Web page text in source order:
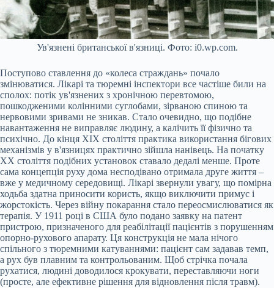
Ув'язнені британської в'язниці. Фото: i0.wp.com.
Поступово ставлення до «колеса страждань» почало
змінюватися. Лікарі та тюремні інспектори все частіше били на
сполох: потік ув'язнених з хронічною перевтомою,
пошкодженими колінними суглобами, зірваною спиною та
нервовими зривами не зникав. Стало очевидно, що подібне
навантаження не виправляє людину, а калічить її фізично та
психічно. До кінця ХІХ століття практика використання бігових
механізмів у в'язницях практично зійшла нанівець. На початку
ХХ століття подібних установок ставало дедалі менше. Проте
сама концепція руху дома несподівано отримала друге життя –
вже у медичному середовищі. Лікарі звернули увагу, що помірна
ходьба здатна приносити користь, якщо виключити примус і
жорстокість. Через війну покарання стало переосмислюватися як
терапія. У 1911 році в США було подано заявку на патент
пристрою, призначеного для реабілітації пацієнтів з порушенням
опорно-рухового апарату. Ця конструкція не мала нічого
спільного з тюремними катуваннями: пацієнт сам задавав темп,
а рух був плавним та контрольованим. Щоб стрічка почала
рухатися, людині доводилося крокувати, переставляючи ноги
(просте, але ефективне рішення для відновлення після травм).